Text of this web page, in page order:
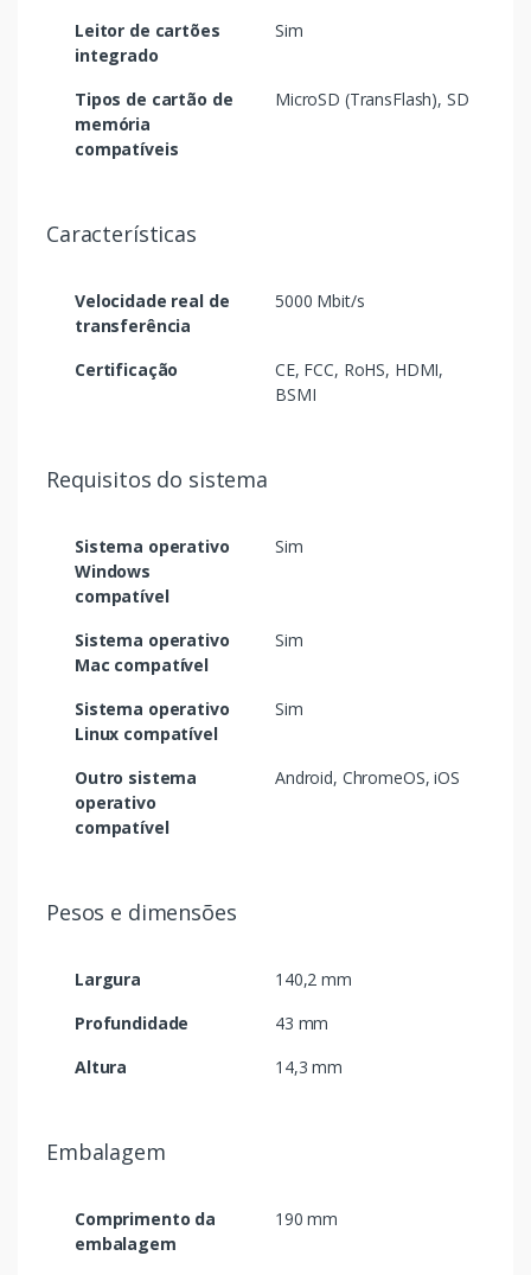
Leitor de cartões
integrado
Sim
Tipos de cartão de
memória
compatíveis
MicroSD (TransFlash), SD
Características
Velocidade real de
transferência
5000 Mbit/s
Certificação
CE, FCC, RoHS, HDMI,
BSMI
Requisitos do sistema
Sistema operativo
Windows
compatível
Sim
Sistema operativo
Mac compatível
Sim
Sistema operativo
Linux compatível
Sim
Outro sistema
operativo
compatível
Android, ChromeOS, iOS
Pesos e dimensões
Largura
140,2 mm
Profundidade
43 mm
Altura
14,3 mm
Embalagem
Comprimento da
embalagem
190 mm